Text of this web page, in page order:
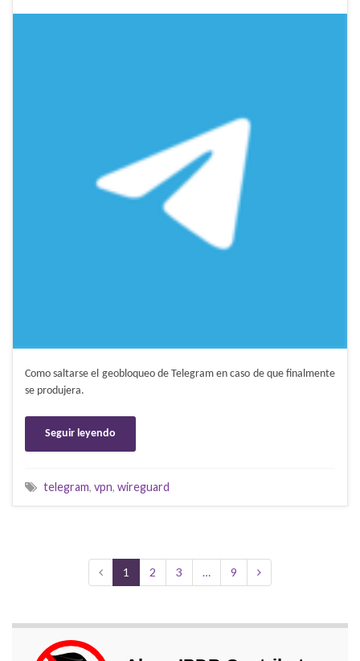
Como saltarse el geobloqueo de Telegram en caso de que finalmente
se produjera.
Seguir leyendo
telegram, vpn, wireguard
1 2 3 … 9